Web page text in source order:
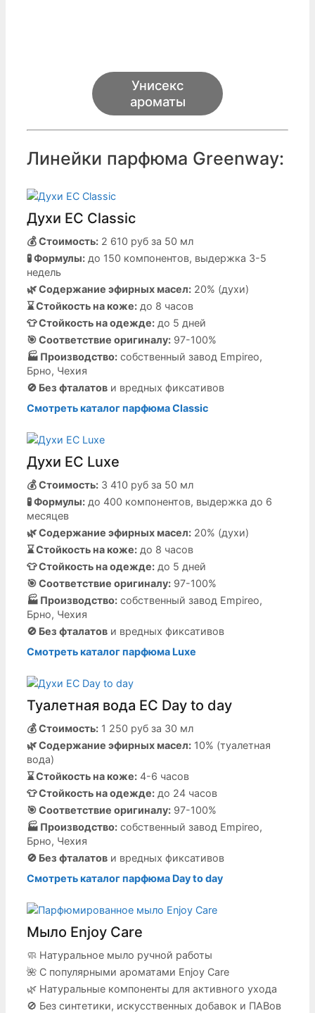
Унисекс
ароматы
Линейки парфюма Greenway:
Духи EC Classic
💰 Стоимость: 2 610 руб за 50 мл
🧪 Формулы: до 150 компонентов, выдержка 3-5
недель
🌿 Содержание эфирных масел: 20% (духи)
⌛️ Стойкость на коже: до 8 часов
👕 Стойкость на одежде: до 5 дней
🎯 Соответствие оригиналу: 97-100%
🏭 Производство: собственный завод Empireo,
Брно, Чехия
🚫 Без фталатов и вредных фиксативов
Смотреть каталог парфюма Classic
Духи EC Luxe
💰 Стоимость: 3 410 руб за 50 мл
🧪 Формулы: до 400 компонентов, выдержка до 6
месяцев
🌿 Содержание эфирных масел: 20% (духи)
⌛️ Стойкость на коже: до 8 часов
👕 Стойкость на одежде: до 5 дней
🎯 Соответствие оригиналу: 97-100%
🏭 Производство: собственный завод Empireo,
Брно, Чехия
🚫 Без фталатов и вредных фиксативов
Смотреть каталог парфюма Luxe
Туалетная вода EC Day to day
💰 Стоимость: 1 250 руб за 30 мл
🌿 Содержание эфирных масел: 10% (туалетная
вода)
⌛️ Стойкость на коже: 4-6 часов
👕 Стойкость на одежде: до 24 часов
🎯 Соответствие оригиналу: 97-100%
🏭 Производство: собственный завод Empireo,
Брно, Чехия
🚫 Без фталатов и вредных фиксативов
Смотреть каталог парфюма Day to day
Мыло Enjoy Care
🧼 Натуральное мыло ручной работы
🌺 С популярными ароматами Enjoy Care
🌿 Натуральные компоненты для активного ухода
🚫 Без синтетики, искусственных добавок и ПАВов